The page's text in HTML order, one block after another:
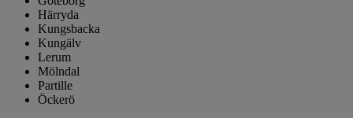
Härryda
Kungsbacka
Kungälv
Lerum
Mölndal
Partille
Öckerö